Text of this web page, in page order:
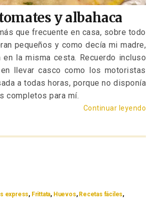
y albahaca
que frecuente en casa, sobre todo
pequeños y como decía mi madre,
en la misma cesta. Recuerdo incluso
llevar casco como los motoristas
a todas horas, porque no disponía
completos para mí.
Continuar leyendo
express, Frittata, Huevos, Recetas fáciles,